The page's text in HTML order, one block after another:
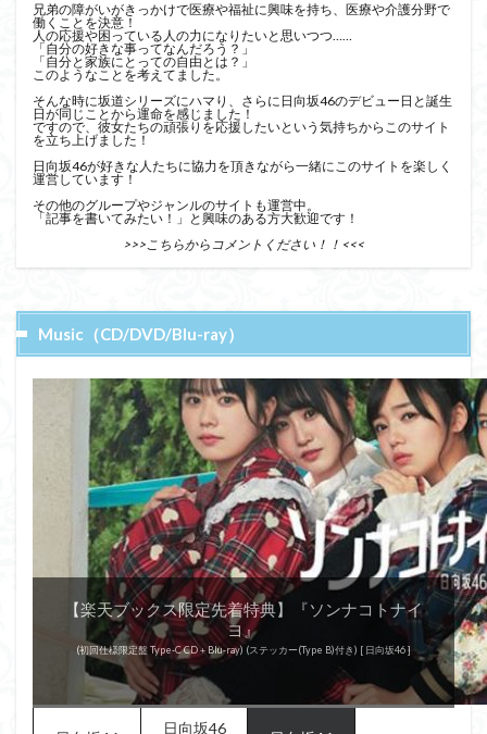
兄弟の障がいがきっかけで医療や福祉に興味を持ち、医療や介護分野で
働くことを決意！
人の応援や困っている人の力になりたいと思いつつ……
「自分の好きな事ってなんだろう？」
「自分と家族にとっての自由とは？」
このようなことを考えてました。
そんな時に坂道シリーズにハマり、さらに日向坂46のデビュー日と誕生
日が同じことから運命を感じました！
ですので、彼女たちの頑張りを応援したいという気持ちからこのサイト
を立ち上げました！
日向坂46が好きな人たちに協力を頂きながら一緒にこのサイトを楽しく
運営しています！
その他のグループやジャンルのサイトも運営中。
「記事を書いてみたい！」と興味のある方大歓迎です！
>>>こちらからコメントください！！<<<
Music（CD/DVD/Blu-ray）
【楽天ブックス限定先着特典】『ソンナコトナイ
ヨ』
(初回仕様限定盤 Type-A CD＋Blu-ray) (ステッカー(Type B)付き) [ 日向坂46 ]
【楽天ブックス限定先着特典】『ソンナコトナイ
ヨ』
(初回仕様限定盤 Type-B CD＋Blu-ray) (ステッカー(Type B)付き) [ 日向坂46 ]
【楽天ブックス限定先着特典】『ソンナコトナイ
ヨ』
(初回仕様限定盤 Type-C CD＋Blu-ray) (ステッカー(Type B)付き) [ 日向坂46 ]
【楽天ブックス限定先着特典】『ソンナコトナイ
ヨ』
(通常盤 CD only) (ステッカー(Type B)付き) [ 日向坂46 ]
『こんなに好きになっちゃっていいの？』
(初回仕様限定盤 Type-A CD＋Blu-ray)
『こんなに好きになっちゃっていいの？』
(初回仕様限定盤 Type-B CD＋Blu-ray)
『こんなに好きになっちゃっていいの？』
(初回仕様限定盤 Type-C CD＋Blu-ray)
『こんなに好きになっちゃっていいの？』
(通常盤)
『ドレミソラシド』
(初回仕様限定盤 Type-A CD＋Blu-ray)
『ドレミソラシド』
(初回仕様限定盤 Type-B CD＋Blu-ray)
『ドレミソラシド』
(初回仕様限定盤 Type-C CD＋Blu-ray)
『ドレミソラシド』
(通常盤)
『キュン』
(初回仕様限定盤 Type-A CD＋Blu-ray)
『キュン』
(初回仕様限定盤 Type-B CD＋Blu-ray)
『キュン』
(初回仕様限定盤 Type-C CD＋Blu-ray)
『キュン』
(通常盤)
『走り出す瞬間』
(初回仕様限定盤 Type-A CD＋Blu-ray) [ けやき坂46 ]
『走り出す瞬間』
(初回仕様限定盤 Type-B CD＋Blu-ray) [ けやき坂46 ]
『走り出す瞬間』
(通常盤) [ けやき坂46 ]
日向坂46